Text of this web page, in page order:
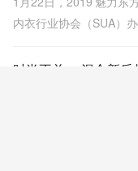
内衣行业协会（SUA）
围2019年4月的总决赛。